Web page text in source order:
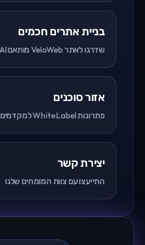
בניית אתרים חכמים
שדרגו לאתר VeloWeb מותאם AI
אזור סוכנים
פתרונות White Label למקדמים
יצירת קשר
התייעצו עם צוות המומחים שלנו